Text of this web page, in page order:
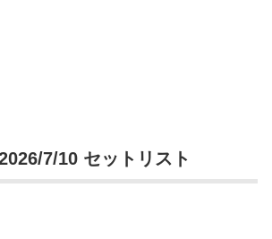
7/10 セットリスト